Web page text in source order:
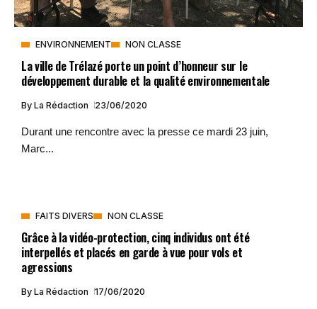
ENVIRONNEMENT NON CLASSE
La ville de Trélazé porte un point d’honneur sur le
développement durable et la qualité environnementale
By La Rédaction 23/06/2020
Durant une rencontre avec la presse ce mardi 23 juin,
Marc...
FAITS DIVERS NON CLASSE
Grâce à la vidéo-protection, cinq individus ont été
interpellés et placés en garde à vue pour vols et
agressions
By La Rédaction 17/06/2020